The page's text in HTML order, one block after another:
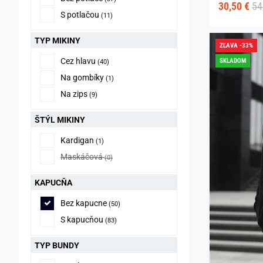
S potlačou (11)
TYP MIKINY
Cez hlavu (40)
Na gombíky (1)
Na zips (9)
ŠTÝL MIKINY
Kardigan (1)
Maskáčová (0)
KAPUCŇA
Bez kapucne (50)
S kapucňou (83)
TYP BUNDY
30,50 €
ZĽAVA -33%
SKLADOM